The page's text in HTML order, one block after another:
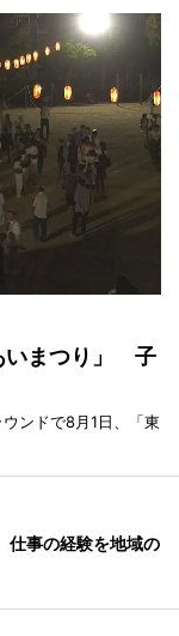
いまつり」 子
ンドで8月1日、「東
事の経験を地域の